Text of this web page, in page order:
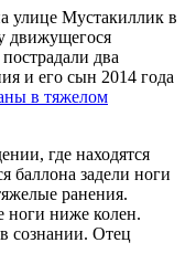
улице Мустакиллик в
движущегося
два
и его сын 2014 года
в тяжелом
где находятся
баллона задели ноги
ранения.
ноги ниже колен.
сознании. Отец